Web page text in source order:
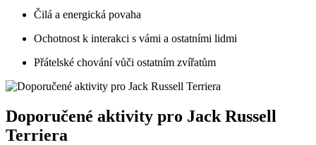
Čilá a energická povaha
Ochotnost k interakci s vámi a ostatními lidmi
Přátelské chování vůči ostatním zvířatům
Doporučené aktivity pro Jack Russell
Terriera